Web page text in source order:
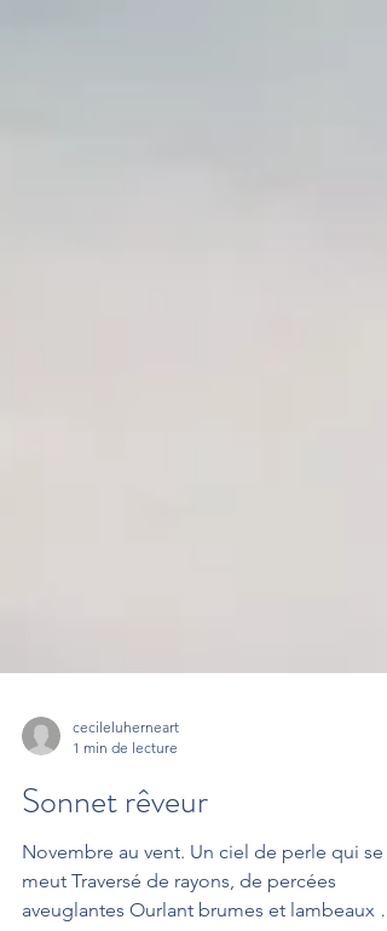
cecileluherneart
1 min de lecture
Sonnet rêveur
Novembre au vent. Un ciel de perle qui se